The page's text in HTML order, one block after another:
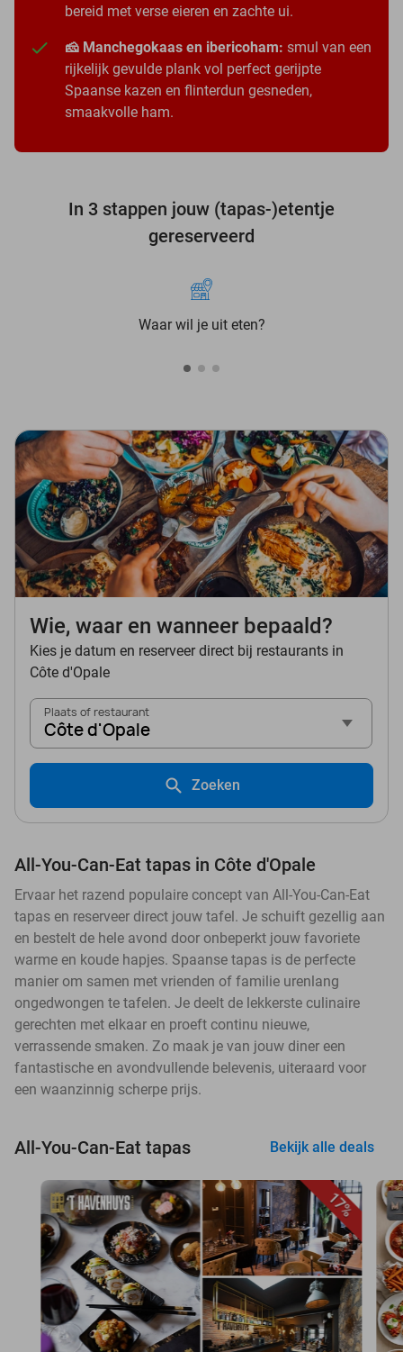
bereid met verse eieren en zachte ui.
🧀 Manchegokaas en ibericoham: smul van een
rijkelijk gevulde plank vol perfect gerijpte
Spaanse kazen en flinterdun gesneden,
smaakvolle ham.
In 3 stappen jouw (tapas-)etentje
gereserveerd
Waar wil je uit eten?
Wie, waar en wanneer bepaald?
Kies je datum en reserveer direct bij restaurants in
Côte d'Opale
Plaats of restaurant
Côte d'Opale
Zoeken
All-You-Can-Eat tapas in Côte d'Opale
Ervaar het razend populaire concept van All-You-Can-Eat
tapas en reserveer direct jouw tafel. Je schuift gezellig aan
en bestelt de hele avond door onbeperkt jouw favoriete
warme en koude hapjes. Spaanse tapas is de perfecte
manier om samen met vrienden of familie urenlang
ongedwongen te tafelen. Je deelt de lekkerste culinaire
gerechten met elkaar en proeft continu nieuwe,
verrassende smaken. Zo maak je van jouw diner een
fantastische en avondvullende belevenis, uiteraard voor
een waanzinnig scherpe prijs.
All-You-Can-Eat tapas Bekijk alle deals
17%